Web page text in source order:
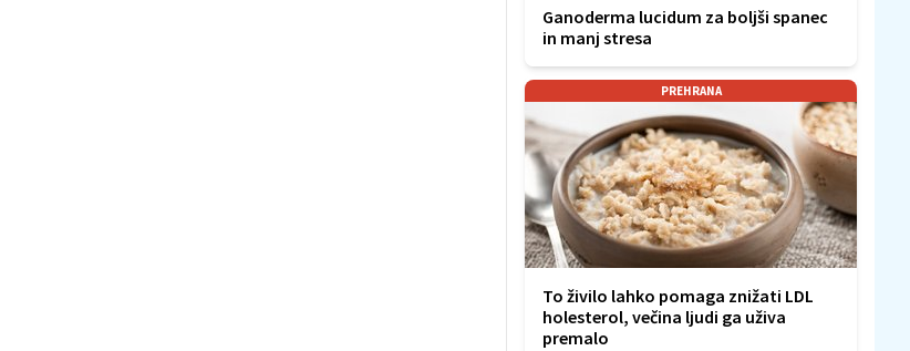
Ganoderma lucidum za boljši spanec
in manj stresa
PREHRANA
To živilo lahko pomaga znižati LDL
holesterol, večina ljudi ga uživa
premalo